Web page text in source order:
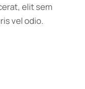
elit sem
vel odio.